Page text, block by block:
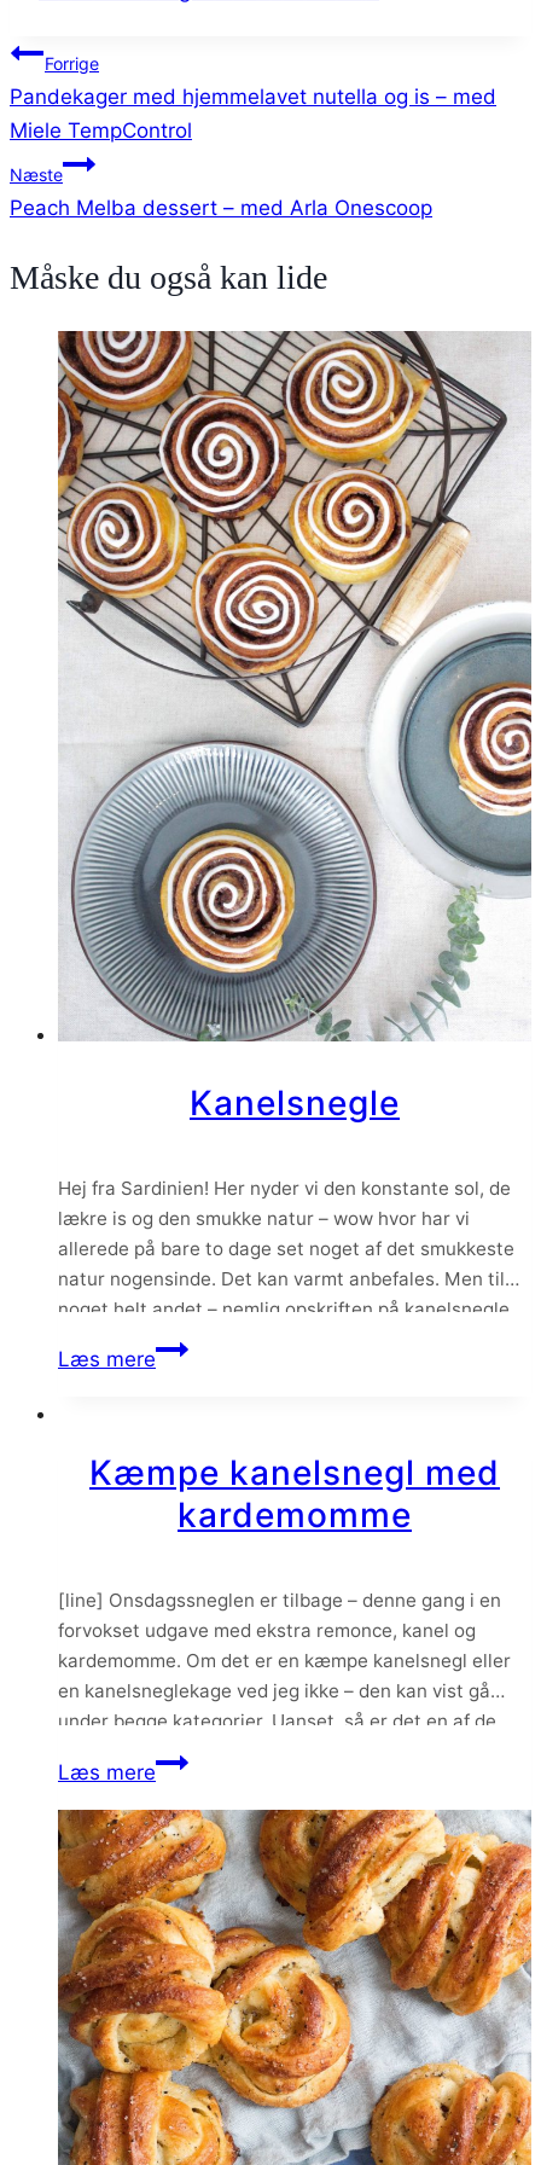
Indlægsnavigation
Forrige
Pandekager med hjemmelavet nutella og is – med
Miele TempControl
Næste
Peach Melba dessert – med Arla Onescoop
Måske du også kan lide
Kanelsnegle
Hej fra Sardinien! Her nyder vi den konstante sol, de
lækre is og den smukke natur – wow hvor har vi
allerede på bare to dage set noget af det smukkeste
natur nogensinde. Det kan varmt anbefales. Men til
noget helt andet – nemlig opskriften på kanelsnegle.
En klassiker som altid er et hit hos…
Læs mereKanelsnegle
Kæmpe kanelsnegl med
kardemomme
[line] Onsdagssneglen er tilbage – denne gang i en
forvokset udgave med ekstra remonce, kanel og
kardemomme. Om det er en kæmpe kanelsnegl eller
en kanelsneglekage ved jeg ikke – den kan vist gå
under begge kategorier. Uanset, så er det en af de
allerbedste kanelsnegle jeg nogensinde har bagt – og
smagt. Den er…
Læs mereKæmpe
med
kardemomme